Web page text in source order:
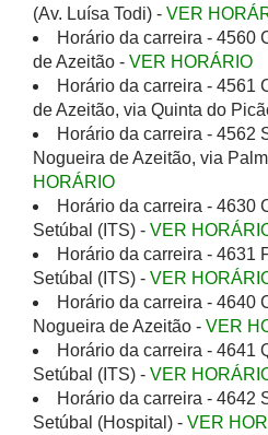
(Av. Luísa Todi) - VER
Horário da carreira - 4560
de Azeitão - VER HORÁRIO
Horário da carreira - 4561
de Azeitão, via Quinta do
Horário da carreira - 4562
Nogueira de Azeitão, via
HORÁRIO
Horário da carreira - 4630
Setúbal (ITS) - VER
Horário da carreira - 4631
Setúbal (ITS) - VER
Horário da carreira - 4640
Nogueira de Azeitão - VER
Horário da carreira - 4641
Setúbal (ITS) - VER
Horário da carreira - 4642
Setúbal (Hospital) - VER